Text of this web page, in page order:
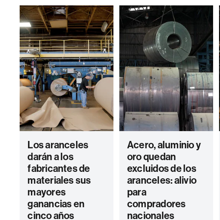
Los aranceles
darán a los
fabricantes de
materiales sus
mayores
ganancias en
cinco años
Acero, aluminio y
oro quedan
excluidos de los
aranceles: alivio
para
compradores
nacionales